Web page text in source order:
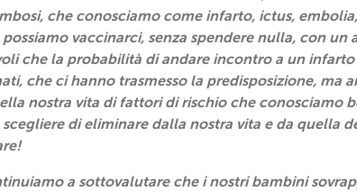
che conosciamo come infarto, ictus,
vaccinarci, senza spendere nulla, con
che la probabilità di andare incontro a un
che ci hanno trasmesso la predisposizione, ma
nostra vita di fattori di rischio che conosciamo
di eliminare dalla nostra vita e da quella
a sottovalutare che i nostri bambini